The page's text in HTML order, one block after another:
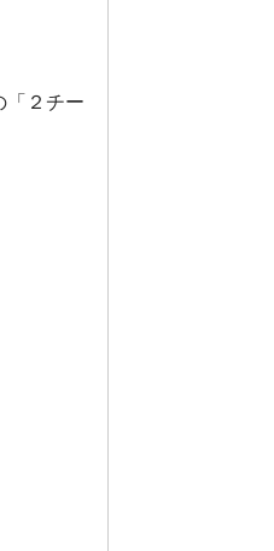
２チー